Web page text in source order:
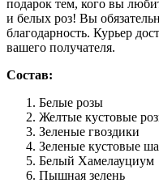
подарок тем, кого вы
и белых роз! Вы
благодарность. Курьер
вашего получателя.
Состав:
Белые розы
Желтые кустовые
Зеленые гвоздики
Зеленые кустовые
Белый Хамелауциум
Пышная зелень